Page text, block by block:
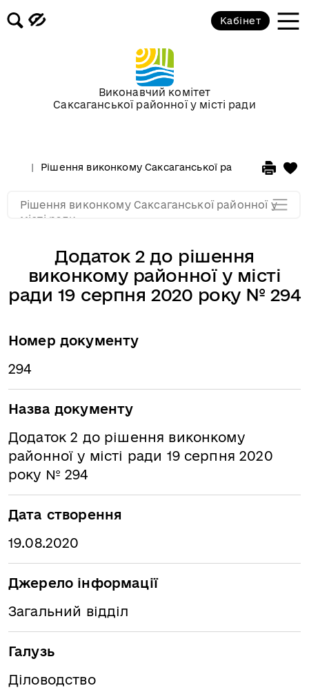
Виконавчий комітет
Саксаганської районної у місті ради
Кабінет
Рішення виконкому Саксаганської районної у місті
Додаток 2 до рішення
виконкому районної у місті
ради 19 серпня 2020 року № 294
Номер документу
294
Назва документу
Додаток 2 до рішення виконкому
районної у місті ради 19 серпня 2020
року № 294
Дата створення
19.08.2020
Джерело інформації
Загальний відділ
Галузь
Діловодство
Рішення виконкому Саксаганської районної у
місті ради
Засідання за 2015 рік
Засідання за 2014 рік
Засідання за 2013 рік
Засідання за 2011
Засідання за 2010